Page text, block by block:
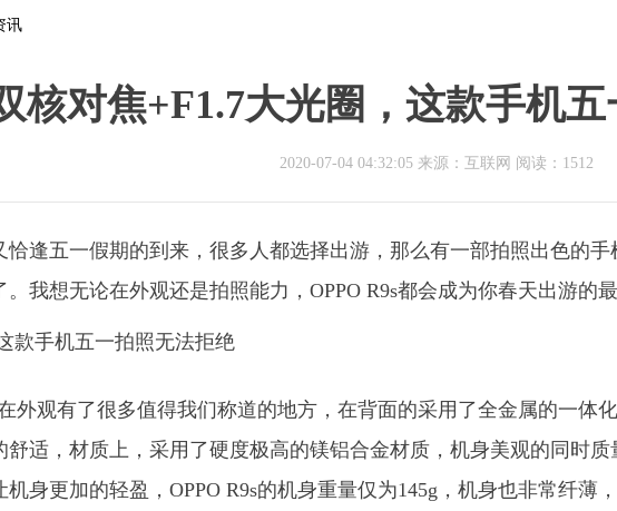
讯
核对焦+F1.7大光圈，这款手机
2020-07-04 04:32:05 来源：互联网 阅读：1512
逢五一假期的到来，很多人都选择出游，那么有一部拍照出色的手
我想无论在外观还是拍照能力，OPPO R9s都会成为你春天出游的最
外观有了很多值得我们称道的地方，在背面的采用了全金属的一体
适，材质上，采用了硬度极高的镁铝合金材质，机身美观的同时质
身更加的轻盈，OPPO R9s的机身重量仅为145g，机身也非常纤薄